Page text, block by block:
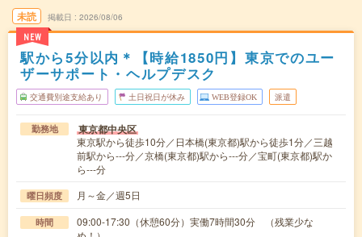
未読
NEW
掲載日 2026/08/06
駅から5分以内＊【時給1850円】東京でのユー
ザーサポート・ヘルプデスク
交通費別途支給あり 土日祝日が休み WEB登録OK 派遣
勤務地 東京都中央区
東京駅から徒歩10分／日本橋(東京都)駅から徒歩1分／三越
前駅から---分／京橋(東京都)駅から---分／宝町(東京都)駅か
ら---分
曜日頻度 月～金／週5日
時間
09:00-17:30（休憩60分）実働7時間30分 （残業少な